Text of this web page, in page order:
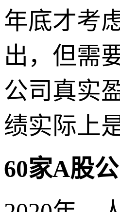
年底才考
出，但需
公司真实
绩实际上
60家A股